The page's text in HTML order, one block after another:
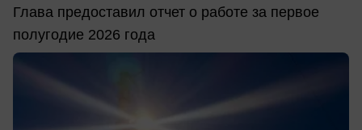
Глава предоставил отчет о работе за первое
полугодие 2026 года